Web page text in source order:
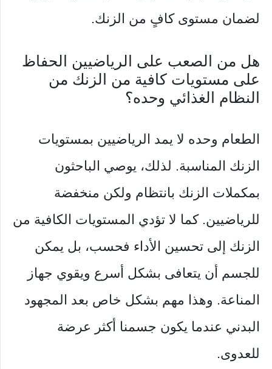
لضمان مستوى كافٍ من الزنك.
هل من الصعب على الرياضيين الحفاظ
على مستويات كافية من الزنك من
النظام الغذائي وحده؟
الطعام وحده لا يمد الرياضيين بمستويات
الزنك المناسبة. لذلك، يوصي الباحثون
بمكملات الزنك بانتظام ولكن منخفضة
للرياضيين. كما لا تؤدي المستويات الكافية من
الزنك إلى تحسين الأداء فحسب، بل يمكن
للجسم أن يتعافى بشكل أسرع ويقوي جهاز
المناعة. وهذا مهم بشكل خاص بعد المجهود
البدني عندما يكون جسمنا أكثر عرضة
للعدوى.